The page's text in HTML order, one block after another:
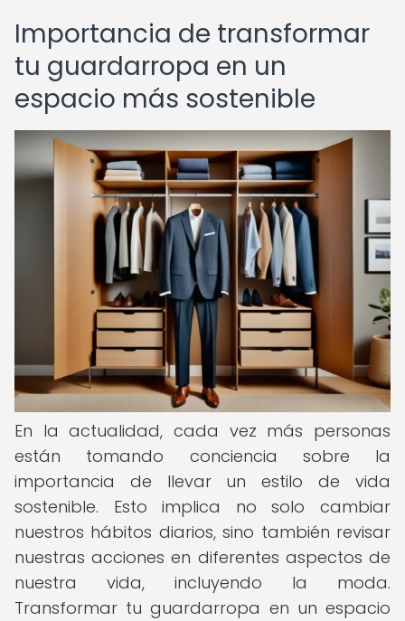
Importancia de transformar
tu guardarropa en un
espacio más sostenible
En la actualidad, cada vez más personas
están tomando conciencia sobre la
importancia de llevar un estilo de vida
sostenible. Esto implica no solo cambiar
nuestros hábitos diarios, sino también revisar
nuestras acciones en diferentes aspectos de
nuestra vida, incluyendo la moda.
Transformar tu guardarropa en un espacio